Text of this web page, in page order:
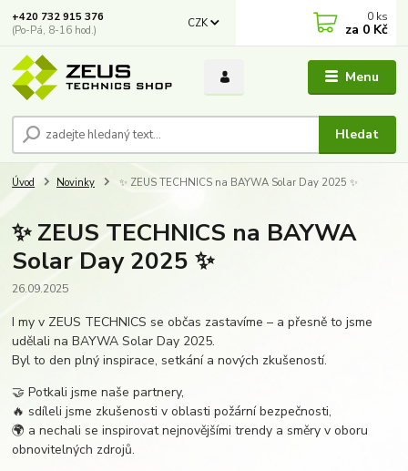
Menu
CZK
Hledat
+420 732 915 376
(Po-Pá, 8-16 hod.)
0 ks
za 0 Kč
Úvod Novinky ✨ ZEUS TECHNICS na BAYWA Solar Day 2025 ✨
✨ ZEUS TECHNICS na BAYWA
Solar Day 2025 ✨
26.09.2025
I my v ZEUS TECHNICS se občas zastavíme – a přesně to jsme
udělali na BAYWA Solar Day 2025.
Byl to den plný inspirace, setkání a nových zkušeností.
🤝 Potkali jsme naše partnery,
🔥 sdíleli jsme zkušenosti v oblasti požární bezpečnosti,
🌍 a nechali se inspirovat nejnovějšími trendy a směry v oboru
obnovitelných zdrojů.